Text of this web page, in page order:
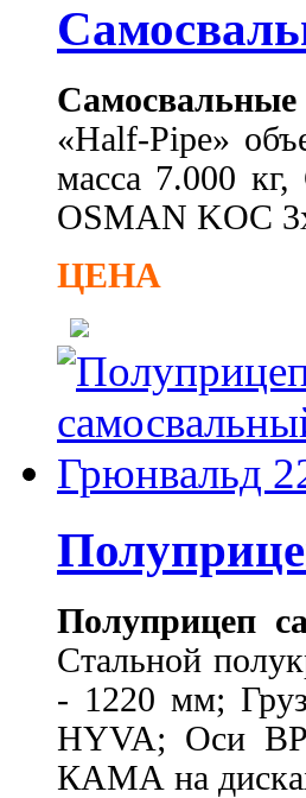
«Half-Pipe»
масса 7.000
OSMAN KOC
ЦЕНА
Полуприцеп
Стальной
- 1220 мм;
HYVA; Оси
КАМА на